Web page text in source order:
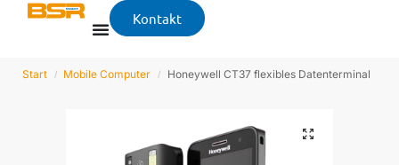
Kontakt
Start / Mobile Computer / Honeywell CT37 flexibles Datenterminal